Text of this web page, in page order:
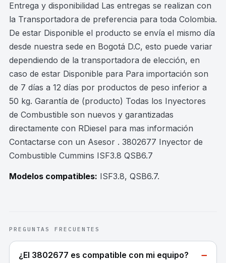
Entrega y disponibilidad Las entregas se realizan con
la Transportadora de preferencia para toda Colombia.
De estar Disponible el producto se envía el mismo día
desde nuestra sede en Bogotá D.C, esto puede variar
dependiendo de la transportadora de elección, en
caso de estar Disponible para Para importación son
de 7 días a 12 días por productos de peso inferior a
50 kg. Garantía de (producto) Todas los Inyectores
de Combustible son nuevos y garantizadas
directamente con RDiesel para mas información
Contactarse con un Asesor . 3802677 Inyector de
Combustible Cummins ISF3.8 QSB6.7
Modelos compatibles: ISF3.8, QSB6.7.
PREGUNTAS FRECUENTES
¿El 3802677 es compatible con mi equipo? −